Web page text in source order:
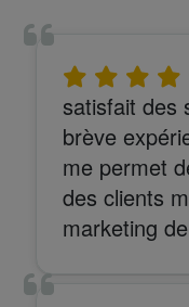
satisfait des
brève
me permet
des clients
marketing